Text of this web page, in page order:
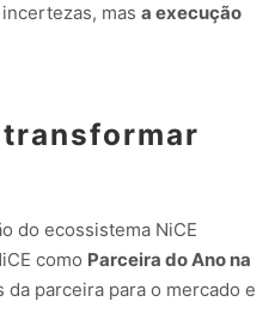
mas a execução
do ecossistema NiCE
como Parceira do Ano na
da parceira para o mercado e